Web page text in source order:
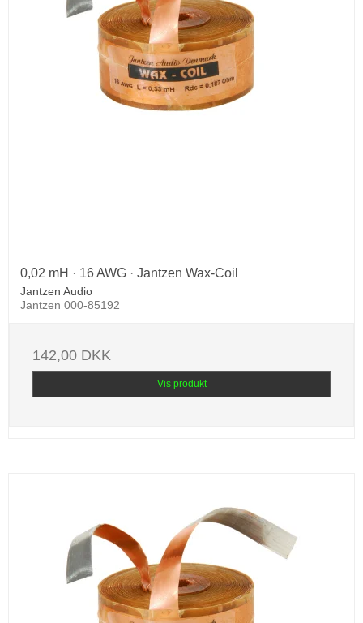
0,02 mH · 16 AWG · Jantzen Wax-Coil
Jantzen Audio
Jantzen 000-85192
142,00 DKK
Vis produkt